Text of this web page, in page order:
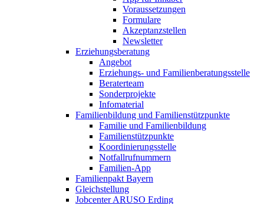
Voraussetzungen
Formulare
Akzeptanzstellen
Newsletter
Erziehungsberatung
Angebot
Erziehungs- und Familienberatungsstelle
Beraterteam
Sonderprojekte
Infomaterial
Familienbildung und Familienstützpunkte
Familie und Familienbildung
Familienstützpunkte
Koordinierungsstelle
Notfallrufnummern
Familien-App
Familienpakt Bayern
Gleichstellung
Jobcenter ARUSO Erding